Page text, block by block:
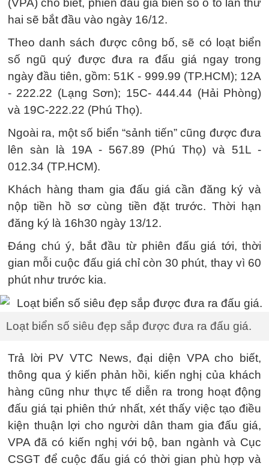
(VPA) cho biết, phiên đấu giá biển số ô tô lần thứ
hai sẽ bắt đầu vào ngày 16/12.
Theo danh sách được công bố, sẽ có loạt biển
số ngũ quý được đưa ra đấu giá ngay trong
ngày đầu tiên, gồm: 51K - 999.99 (TP.HCM); 12A
- 222.22 (Lạng Sơn); 15C- 444.44 (Hải Phòng)
và 19C-222.22 (Phú Thọ).
Ngoài ra, một số biển “sảnh tiến” cũng được đưa
lên sàn là 19A - 567.89 (Phú Thọ) và 51L -
012.34 (TP.HCM).
Khách hàng tham gia đấu giá cần đăng ký và
nộp tiền hồ sơ cùng tiền đặt trước. Thời hạn
đăng ký là 16h30 ngày 13/12.
Đáng chú ý, bắt đầu từ phiên đấu giá tới, thời
gian mỗi cuộc đấu giá chỉ còn 30 phút, thay vì 60
phút như trước kia.
Loạt biển số siêu đẹp sắp được đưa ra đấu giá.
Trả lời PV VTC News, đại diện VPA cho biết,
thông qua ý kiến phản hồi, kiến nghị của khách
hàng cũng như thực tế diễn ra trong hoạt động
đấu giá tại phiên thứ nhất, xét thấy việc tạo điều
kiện thuận lợi cho người dân tham gia đấu giá,
VPA đã có kiến nghị với bộ, ban ngành và Cục
CSGT để cuộc đấu giá có thời gian phù hợp và